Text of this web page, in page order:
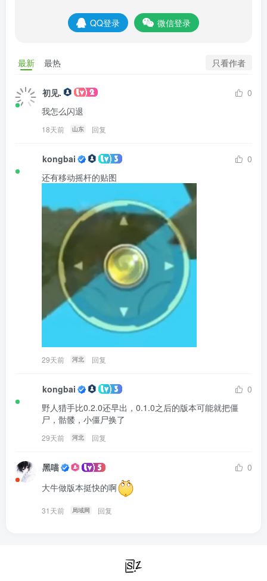
QQ登录 微信登录
最新 最热 只看作者
初见.
0
我怎么闪退
18天前 山东 回复
kongbai
0
还有移动摇杆的贴图
29天前 河北 回复
kongbai
0
野人猎手比0.2.0还早出，0.1.0之后的版本可能就把僵
尸，骷髅，小僵尸换了
29天前 河北 回复
黑喵
0
大牛做版本挺快的啊
31天前 局域网 回复